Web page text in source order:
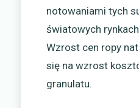
notowaniami tych
światowych
Wzrost cen ropy
się na wzrost
granulatu.